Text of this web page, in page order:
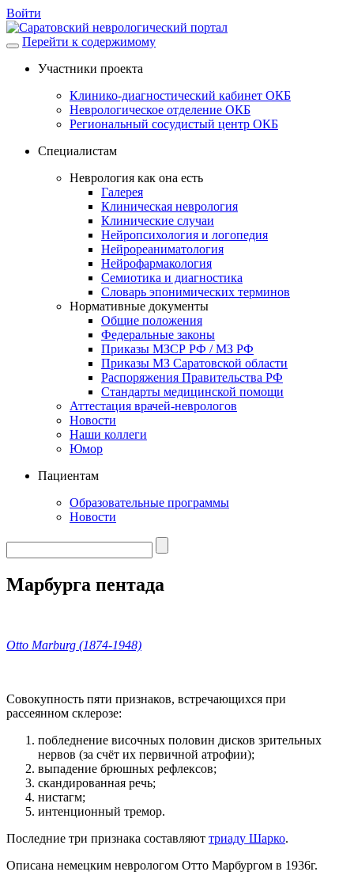
Войти
Перейти к содержимому
Участники проекта
Клинико-диагностический кабинет ОКБ
Неврологическое отделение ОКБ
Региональный сосудистый центр ОКБ
Специалистам
Неврология как она есть
Галерея
Клиническая неврология
Клинические случаи
Нейропсихология и логопедия
Нейрореаниматология
Нейрофармакология
Семиотика и диагностика
Словарь эпонимических терминов
Нормативные документы
Общие положения
Федеральные законы
Приказы МЗСР РФ / МЗ РФ
Приказы МЗ Саратовской области
Распоряжения Правительства РФ
Стандарты медицинской помощи
Аттестация врачей-неврологов
Новости
Наши коллеги
Юмор
Пациентам
Образовательные программы
Новости
Марбурга пентада
Otto Marburg (1874-1948)
Совокупность пяти признаков, встречающихся при
рассеянном склерозе:
побледнение височных половин дисков зрительных
нервов (за счёт их первичной атрофии);
выпадение брюшных рефлексов;
скандированная речь;
нистагм;
интенционный тремор.
Последние три признака составляют триаду Шарко.
Описана немецким неврологом Отто Марбургом в 1936г.